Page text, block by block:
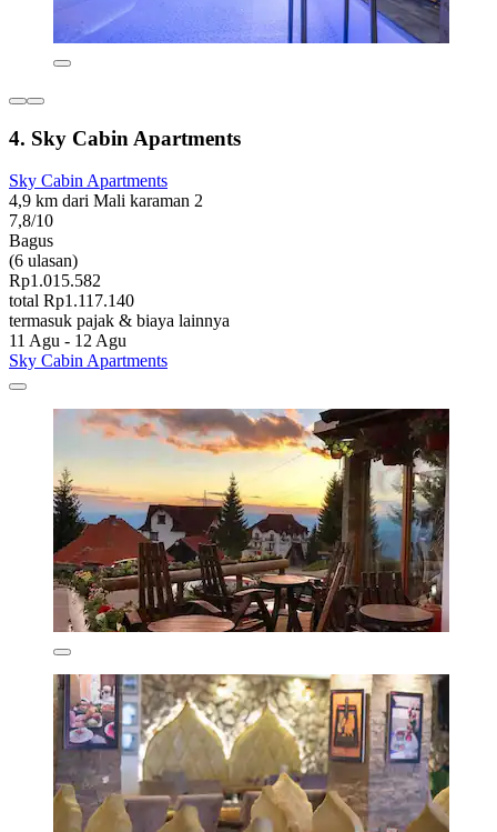
4. Sky Cabin Apartments
Sky Cabin Apartments
4,9 km dari Mali karaman 2
7,8/10
Bagus
(6 ulasan)
Rp1.015.582
total Rp1.117.140
termasuk pajak & biaya lainnya
11 Agu - 12 Agu
Sky Cabin Apartments